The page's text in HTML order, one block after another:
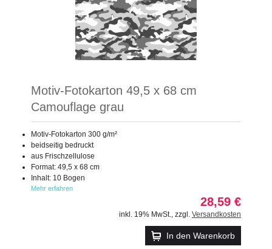
Motiv-Fotokarton 49,5 x 68 cm
Camouflage grau
Motiv-Fotokarton 300 g/m²
beidseitig bedruckt
aus Frischzellulose
Format: 49,5 x 68 cm
Inhalt: 10 Bogen
Mehr erfahren
28,59 €
inkl. 19% MwSt. zzgl. Versandkosten
In den Warenkorb